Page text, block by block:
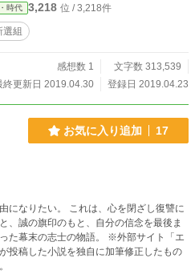
時代 3,218 位 / 3,218件
選組
感想数 1
文字数 313,539
終更新日 2019.04.30
登録日 2019.04.23
お気に入り追加 17
になりたい。 これは、心を閉ざし復讐に
、誠の旗印のもと、自分の信念を最後ま
志士の物語。 ※外部サイト「エ
投稿した小説を独自に加筆修正したもの